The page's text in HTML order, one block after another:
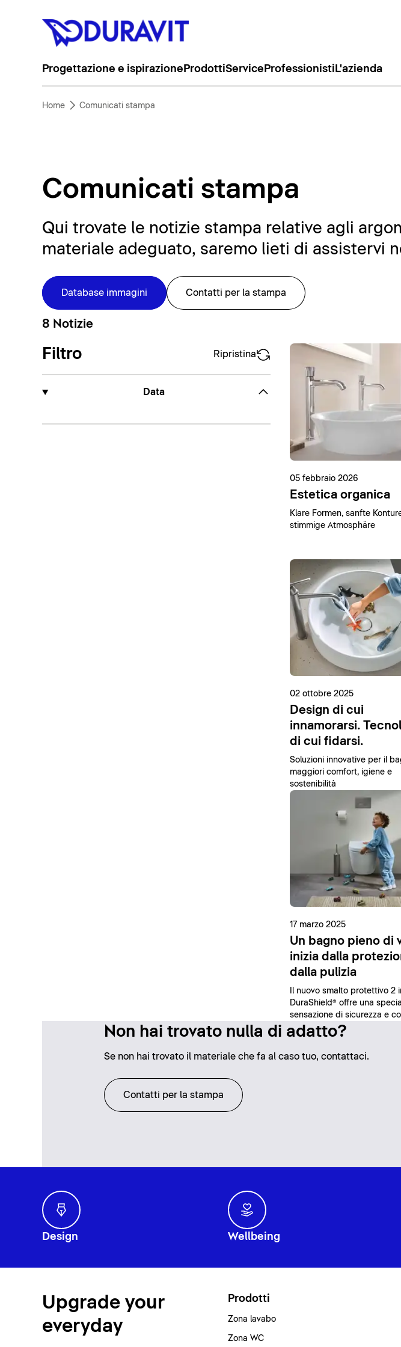
Progettazione e ispirazione ProdottiService Professionisti L'azienda
Home Comunicati stampa
Comunicati stampa
Qui trovate le notizie stampa relative agli
materiale adeguato, saremo lieti di assistervi
Database immagini Contatti per la stampa
8 Notizie
Filtro Ripristina
Data
05 febbraio 2026
Estetica organica
Klare Formen, sanfte
stimmige Atmosphäre
02 ottobre 2025
Design di cui
innamorarsi.
di cui fidarsi.
Soluzioni innovative per il
maggiori comfort, igiene e
sostenibilità
17 marzo 2025
Un bagno pieno di
inizia dalla
dalla pulizia
Il nuovo smalto protettivo 2
DuraShield® offre una
sensazione di sicurezza e
grazie alle sue proprietà
antibatteriche e alla facilità
Non hai trovato nulla di adatto?
Se non hai trovato il materiale che fa al caso tuo, contattaci.
Contatti per la stampa
Design Wellbeing
Upgrade your
everyday
Prodotti
Zona lavabo
Zona WC